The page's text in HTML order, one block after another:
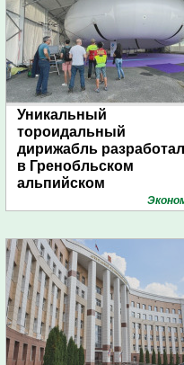
Уникальный
тороидальный
дирижабль
в Гренобльском
альпийском